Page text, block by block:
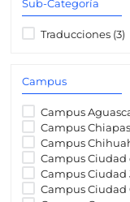
Sub-Categoría
Traducciones (3)
Campus
Campus
Campus Chiapas
Campus
Campus Ciudad
Campus Ciudad
Campus Ciudad